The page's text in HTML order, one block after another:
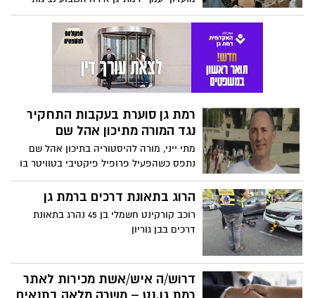
הרוג בתאונת דרכים ברמת גן
רוכב קורקינט חשמלי בן 45 נהרג בתאונת
דרכים בבן גוריון
דרוש/ה איש/אשת מכירות לאתר
רמת גן.נט – משרה מלאה בתנאים
מצוינים!
הפורטל המקומי רמת גן.נט מתרחב ואתם
טיפיומירי: סודי ביותר - הפריט
שאף אחת לא אוהבת לדבר עליו
מדור האופנה השבועי שלנו חוזר עם פריט